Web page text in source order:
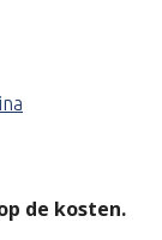
de kosten.